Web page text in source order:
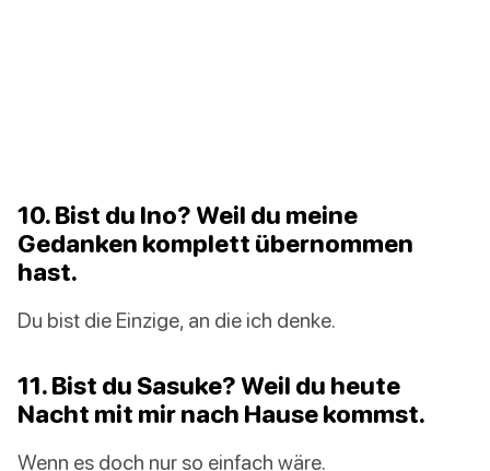
10. Bist du Ino? Weil du meine
Gedanken komplett übernommen
hast.
Du bist die Einzige, an die ich denke.
11. Bist du Sasuke? Weil du heute
Nacht mit mir nach Hause kommst.
Wenn es doch nur so einfach wäre.